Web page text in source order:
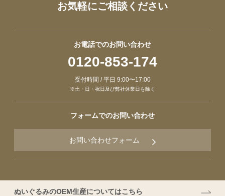
お気軽にご相談ください
お電話でのお問い合わせ
0120-853-174
受付時間 / 平日 9:00〜17:00
※土・日・祝日及び弊社休業日を除く
フォームでのお問い合わせ
お問い合わせフォーム
ぬいぐるみのOEM生産についてはこちら